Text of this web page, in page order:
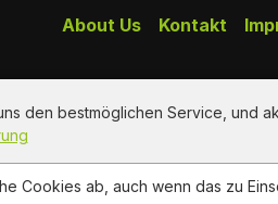
den bestmöglichen Service, und
Cookies ab, auch wenn das zu
Kontakt
About Us